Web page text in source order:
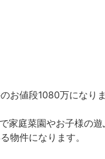
お値段1080万になり
家庭菜園やお子様の
物件になります。